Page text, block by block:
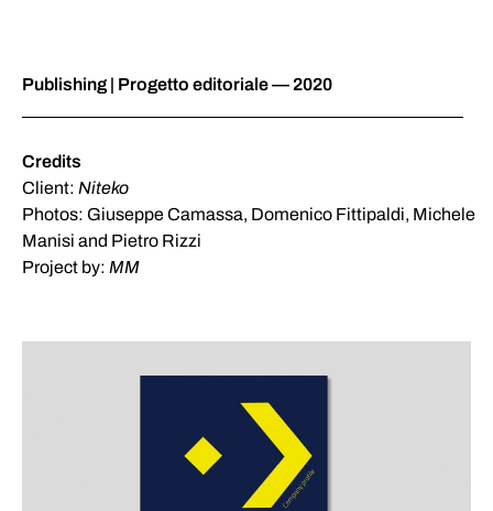
Publishing | Progetto editoriale — 2020
Credits
Client: Niteko
Photos: Giuseppe Camassa, Domenico Fittipaldi, Michele
Manisi and Pietro Rizzi
Project by: MM